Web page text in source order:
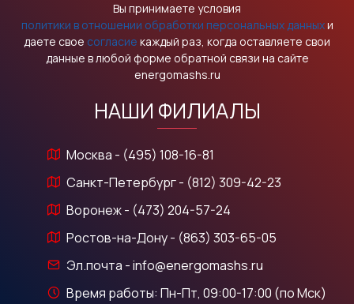
Вы принимаете условия
политики в отношении обработки персональных данныхи
даете свое согласие каждый раз, когда оставляете свои
данные в любой форме обратной связи на сайте
energomashs.ru
НАШИ ФИЛИАЛЫ
Москва - (495) 108-16-81
Санкт-Петербург - (812) 309-42-23
Воронеж - (473) 204-57-24
Ростов-на-Дону - (863) 303-65-05
Эл.почта - info@energomashs.ru
Время работы: Пн-Пт, 09:00-17:00 (по Мск)